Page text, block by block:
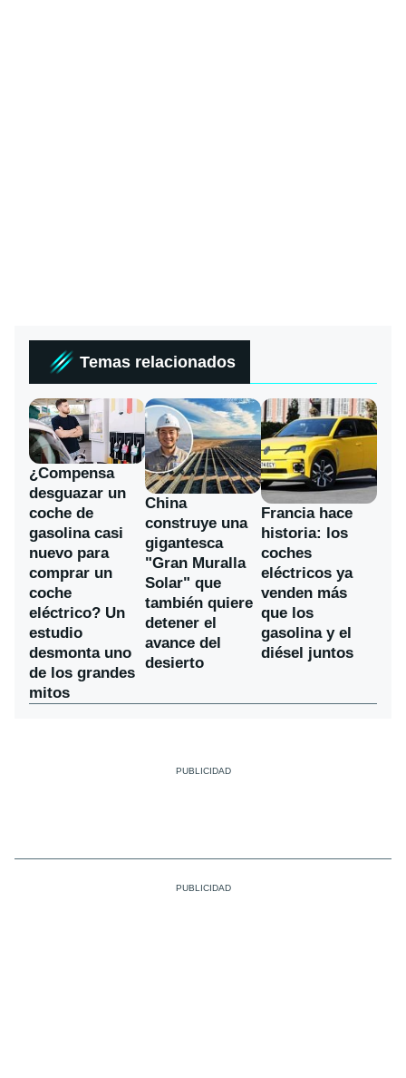
Temas relacionados
¿Compensa
desguazar un
coche de
gasolina casi
nuevo para
comprar un
coche
eléctrico? Un
estudio
desmonta uno
de los grandes
mitos
China
construye una
gigantesca
"Gran Muralla
Solar" que
también quiere
detener el
avance del
desierto
Francia hace
historia: los
coches
eléctricos ya
venden más
que los
gasolina y el
diésel juntos